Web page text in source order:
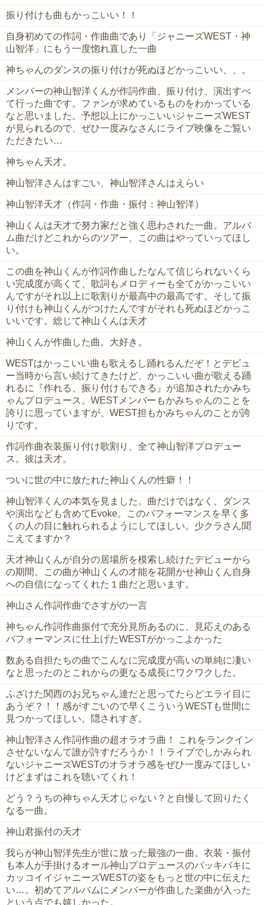
振り付けも曲もかっこいい！！
自身初めての作詞・作曲曲であり「ジャニーズWEST・神
山智洋」にもう一度惚れ直した一曲
神ちゃんのダンスの振り付けが死ぬほどかっこいい、、。
メンバーの神山智洋くんが作詞作曲、振り付け、演出すべ
て行った曲です。ファンが求めているものをわかっている
なと思いました。予想以上にかっこいいジャニーズWEST
が見られるので、ぜひ一度みなさんにライブ映像をご覧い
ただきたい…
神ちゃん天才。
神山智洋さんはすごい、神山智洋さんはえらい
神山智洋天才（作詞・作曲・振付：神山智洋）
神山くんは天才で努力家だと強く思わされた一曲。アルバ
ム曲だけどこれからのツアー、この曲はやっていってほし
い。
この曲を神山くんが作詞作曲したなんて信じられないくら
い完成度が高くて、歌詞もメロディーも全てがかっこいい
んですがそれ以上に歌割りが最高中の最高です。そして振
り付けも神山くんがつけたんですがそれも死ぬほどかっこ
いいです。総じて神山くんは天才
神山くんが作曲した曲。大好き。
WESTはかっこいい曲も歌えるし踊れるんだぞ！とデビュ
ー当時から言い続けてきたけど、かっこいい曲が歌える踊
れるに『作れる、振り付けもできる』が追加されたかみち
ゃんプロデュース。WESTメンバーもかみちゃんのことを
誇りに思っていますが、WEST担もかみちゃんのことが誇
りです。
作詞作曲衣装振り付け歌割り、全て神山智洋プロデュー
ス。彼は天才。
ついに世の中に放たれた神山くんの性癖！！
神山智洋くんの本気を見ました。曲だけではなく、ダンス
や演出なども含めてEvoke。このパフォーマンスを早く多
くの人の目に触れられるようにしてほしい。少クラさん聞
こえてますか？
天才神山くんが自分の居場所を模索し続けたデビューから
の期間。この曲が神山くんの才能を花開かせ神山くん自身
への自信になってくれた１曲だと思います。
神山さん作詞作曲でさすがの一言
神ちゃん作詞作曲振付で充分見所あるのに、見応えのある
パフォーマンスに仕上げたWESTがかっこよかった
数ある自担たちの曲でこんなに完成度が高いの単純に凄い
なと思ったのとこれからの更なる成長にワクワクした。
ふざけた関西のお兄ちゃん達だと思ってたらどエライ目に
あうぞ？！！感がすごいので早くこういうWESTも世間に
見つかってほしい。隠されすぎ。
神山智洋さん作詞作曲の超オラオラ曲！ これをランクイン
させないなんて誰が許すだろうか！！ライブでしかみられ
ないジャニーズWESTのオラオラ感をぜひ一度みてほしい
けどまずはこれを聴いてくれ！
どう？うちの神ちゃん天才じゃない？と自慢して回りたく
なる一曲。
神山君振付の天才
我らが神山智洋先生が世に放った最強の一曲。衣装・振付
も本人が手掛けるオール神山プロデュースのバッキバキに
カッコイイジャニーズWESTの姿をもっと世の中に伝えた
い…。初めてアルバムにメンバーが作曲した楽曲が入った
という点でも嬉しかった。